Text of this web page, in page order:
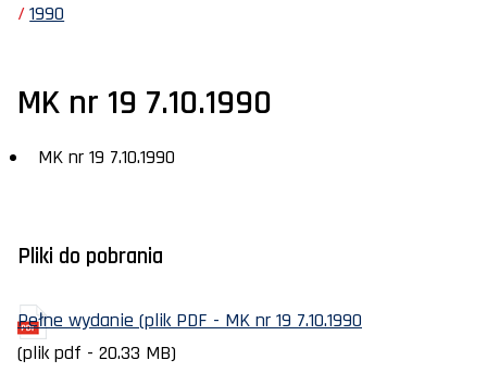
1990
MK nr 19 7.10.1990
MK nr 19 7.10.1990
Pliki do pobrania
Pełne wydanie (plik PDF - MK nr 19 7.10.1990
(plik pdf - 20.33 MB)